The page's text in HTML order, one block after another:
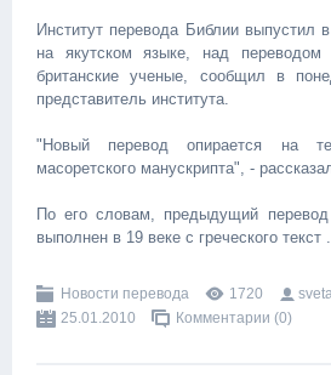
Институт перевода Библии выпустил
на якутском языке, над переводом
британские ученые, сообщил в
представитель института.
"Новый перевод опирается на
масоретского манускрипта", -
По его словам, предыдущий
выполнен в 19 веке с греческого текст
Новости перевода 1720
25.01.2010
Комментарии (0)